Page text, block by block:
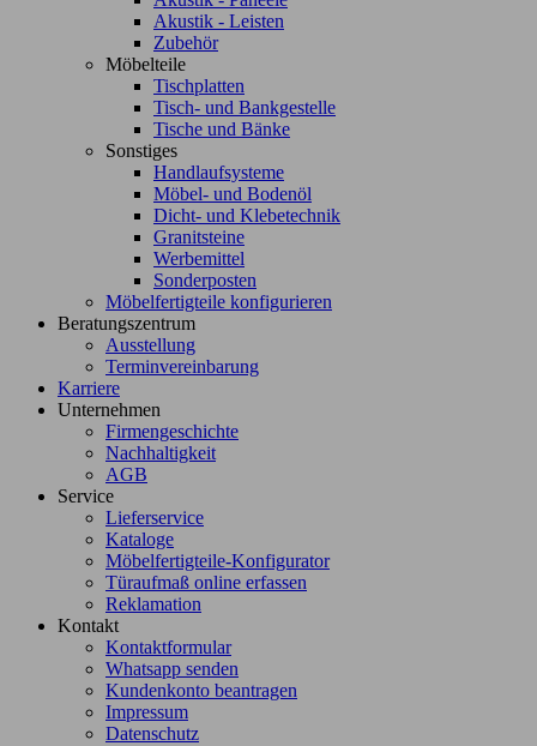
Akustik - Leisten
Zubehör
Möbelteile
Tischplatten
Tisch- und Bankgestelle
Tische und Bänke
Sonstiges
Handlaufsysteme
Möbel- und Bodenöl
Dicht- und Klebetechnik
Granitsteine
Werbemittel
Sonderposten
Möbelfertigteile konfigurieren
Beratungszentrum
Ausstellung
Terminvereinbarung
Karriere
Unternehmen
Firmengeschichte
Nachhaltigkeit
AGB
Service
Lieferservice
Kataloge
Möbelfertigteile-Konfigurator
Türaufmaß online erfassen
Reklamation
Kontakt
Kontaktformular
Whatsapp senden
Kundenkonto beantragen
Impressum
Datenschutz